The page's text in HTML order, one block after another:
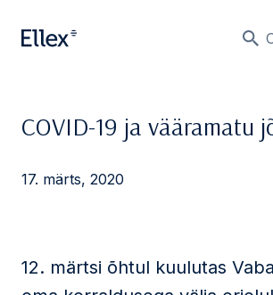
COVID-19 ja vääramatu
17. märts, 2020
12. märtsi õhtul kuulutas